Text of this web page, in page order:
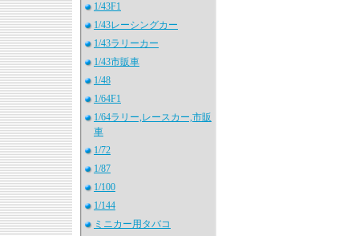
1/43F1
1/43レーシングカー
1/43ラリーカー
1/43市販車
1/48
1/64F1
1/64ラリー,レースカー,市販
車
1/72
1/87
1/100
1/144
ミニカー用タバコ